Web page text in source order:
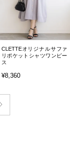
CLETTEオリジナルサファ
リポケットシャツワンピー
ス
¥8,360